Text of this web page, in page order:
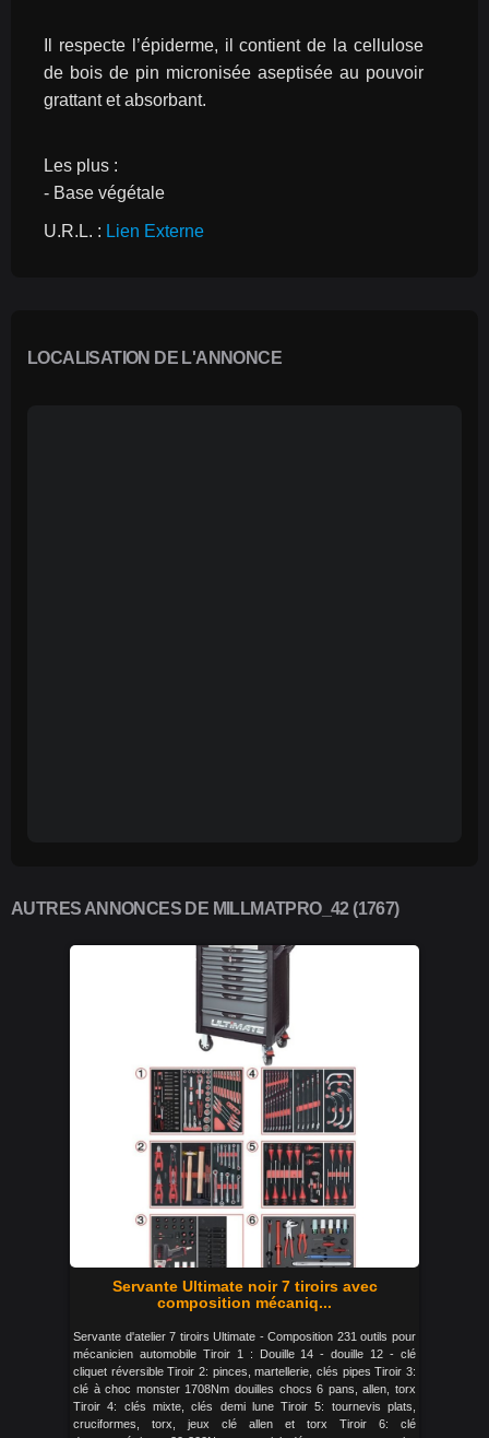
Il respecte l’épiderme, il contient de la cellulose
de bois de pin micronisée aseptisée au pouvoir
grattant et absorbant.
Les plus :
- Base végétale
U.R.L. : Lien Externe
LOCALISATION DE L'ANNONCE
AUTRES ANNONCES DE MILLMATPRO_42 (1767)
Servante Ultimate noir 7 tiroirs avec
composition mécaniq...
Servante d'atelier 7 tiroirs Ultimate - Composition 231 outils pour
mécanicien automobile Tiroir 1 : Douille 14 - douille 12 - clé
cliquet réversible Tiroir 2: pinces, martellerie, clés pipes Tiroir 3:
clé à choc monster 1708Nm douilles chocs 6 pans, allen, torx
Tiroir 4: clés mixte, clés demi lune Tiroir 5: tournevis plats,
cruciformes, torx, jeux clé allen et torx Tiroir 6: clé